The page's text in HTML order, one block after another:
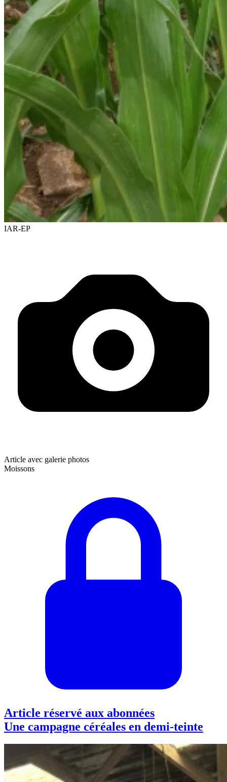
IAR-EP
Article avec galerie photos
Moissons
Article réservé aux abonnées
Une campagne céréales en demi-teinte